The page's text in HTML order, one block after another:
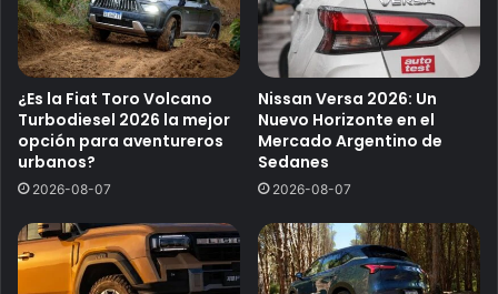
¿Es la Fiat Toro Volcano
Turbodiesel 2026 la mejor
opción para aventureros
urbanos?
2026-08-07
Nissan Versa 2026: Un
Nuevo Horizonte en el
Mercado Argentino de
Sedanes
2026-08-07